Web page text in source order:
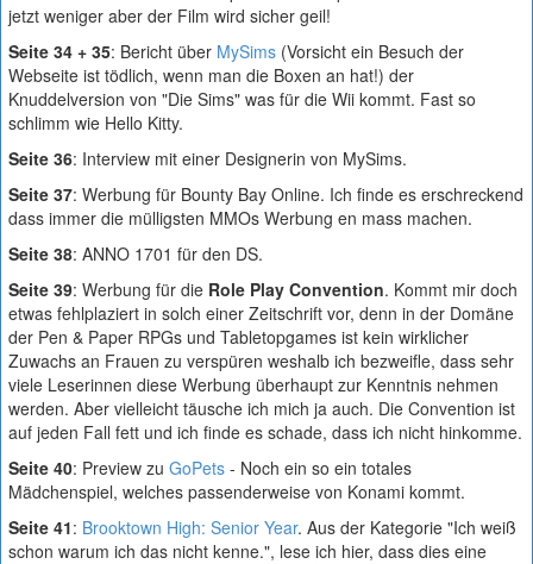
jetzt weniger aber der Film wird sicher geil!
Seite 34 + 35: Bericht über MySims (Vorsicht ein Besuch der
Webseite ist tödlich, wenn man die Boxen an hat!) der
Knuddelversion von "Die Sims" was für die Wii kommt. Fast so
schlimm wie Hello Kitty.
Seite 36: Interview mit einer Designerin von MySims.
Seite 37: Werbung für Bounty Bay Online. Ich finde es erschreckend
dass immer die mülligsten MMOs Werbung en mass machen.
Seite 38: ANNO 1701 für den DS.
Seite 39: Werbung für die Role Play Convention. Kommt mir doch
etwas fehlplaziert in solch einer Zeitschrift vor, denn in der Domäne
der Pen & Paper RPGs und Tabletopgames ist kein wirklicher
Zuwachs an Frauen zu verspüren weshalb ich bezweifle, dass sehr
viele Leserinnen diese Werbung überhaupt zur Kenntnis nehmen
werden. Aber vielleicht täusche ich mich ja auch. Die Convention ist
auf jeden Fall fett und ich finde es schade, dass ich nicht hinkomme.
Seite 40: Preview zu GoPets - Noch ein so ein totales
Mädchenspiel, welches passenderweise von Konami kommt.
Seite 41: Brooktown High: Senior Year. Aus der Kategorie "Ich weiß
schon warum ich das nicht kenne.", lese ich hier, dass dies eine